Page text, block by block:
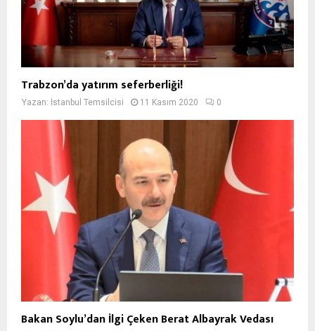
Trabzon’da yatırım seferberliği!
Yazan: İstanbul Temsilcisi 11 Kasım 2020 0
Bakan Soylu’dan İlgi Çeken Berat Albayrak Vedası